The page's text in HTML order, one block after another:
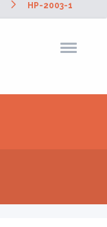
HP-2003-1